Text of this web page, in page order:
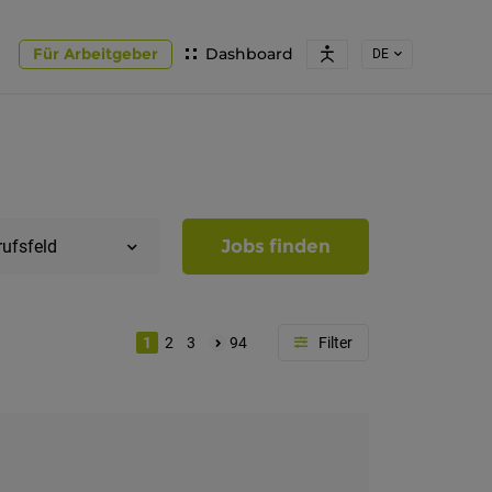
Dashboard
Für Arbeitgeber DE
Jobs finden
1 2 3 94